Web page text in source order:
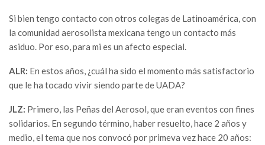
Si bien tengo contacto con otros colegas de Latinoamérica, con
la comunidad aerosolista mexicana tengo un contacto más
asiduo. Por eso, para mi es un afecto especial.
ALR: En estos años, ¿cuál ha sido el momento más satisfactorio
que le ha tocado vivir siendo parte de UADA?
JLZ: Primero, las Peñas del Aerosol, que eran eventos con fines
solidarios. En segundo término, haber resuelto, hace 2 años y
medio, el tema que nos convocó por primeva vez hace 20 años: